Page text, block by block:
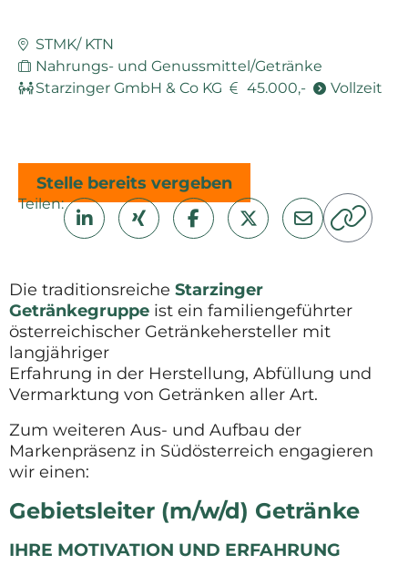
STMK/ KTN
Nahrungs- und Genussmittel/Getränke
Starzinger GmbH & Co KG
45.000,- Vollzeit
Stelle bereits vergeben
Teilen:
Die traditionsreiche Starzinger
Getränkegruppe ist ein familiengeführter
österreichischer Getränkehersteller mit
langjähriger
Erfahrung in der Herstellung, Abfüllung und
Vermarktung von Getränken aller Art.
Zum weiteren Aus- und Aufbau der
Markenpräsenz in Südösterreich engagieren
wir einen:
Gebietsleiter (m/w/d) Getränke
IHRE MOTIVATION UND ERFAHRUNG